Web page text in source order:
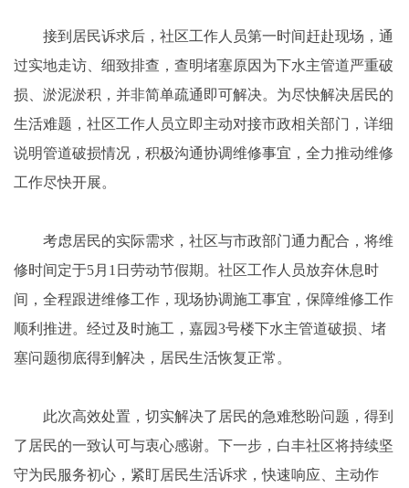
接到居民诉求后，社区工作人员第一时间赶赴现场，通
过实地走访、细致排查，查明堵塞原因为下水主管道严重破
损、淤泥淤积，并非简单疏通即可解决。为尽快解决居民的
生活难题，社区工作人员立即主动对接市政相关部门，详细
说明管道破损情况，积极沟通协调维修事宜，全力推动维修
工作尽快开展。
考虑居民的实际需求，社区与市政部门通力配合，将维
修时间定于5月1日劳动节假期。社区工作人员放弃休息时
间，全程跟进维修工作，现场协调施工事宜，保障维修工作
顺利推进。经过及时施工，嘉园3号楼下水主管道破损、堵
塞问题彻底得到解决，居民生活恢复正常。
此次高效处置，切实解决了居民的急难愁盼问题，得到
了居民的一致认可与衷心感谢。下一步，白丰社区将持续坚
守为民服务初心，紧盯居民生活诉求，快速响应、主动作